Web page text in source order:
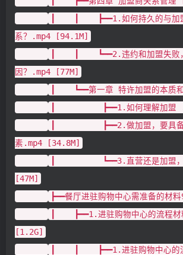
┃ ┃ ┣━━1.如何持久的与加盟
系？.mp4 [94.1M]
┃ ┃ ┗━━2.违约和加盟失败，
因？.mp4 [77M]
┃ ┗━━第一章 特许加盟的本质
┃ ┣━━1.如何理解加盟
┃ ┣━━2.做加盟，要具备
素.mp4 [34.8M]
┃ ┗━━3.直营还是加盟，如
[47M]
┣━━餐厅进驻购物中心需准备的材
┃ ┣━━1.进驻购物中心的流程材
[1.2G]
┃ ┃ ┣━━1.进驻购物中心的